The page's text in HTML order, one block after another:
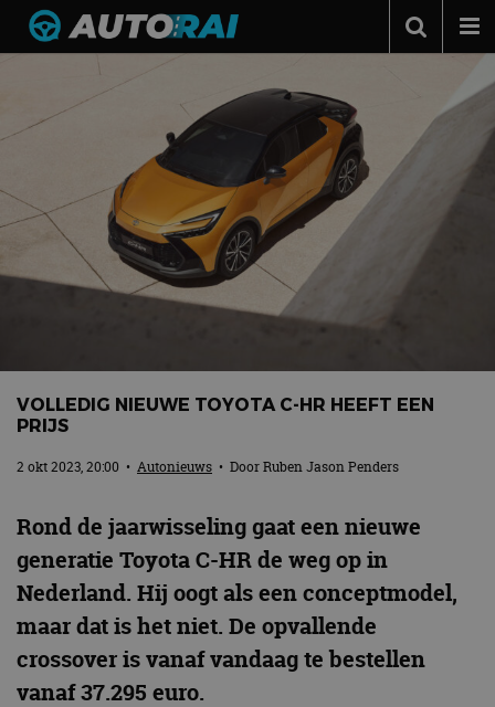
Autonieuws
Podcast
Automerken
Adverteren
Contact
VOLLEDIG NIEUWE TOYOTA C-HR HEEFT EEN
PRIJS
2 okt 2023, 20:00 • Autonieuws • DoorRuben Jason Penders
Rond de jaarwisseling gaat een nieuwe
generatie Toyota C-HR de weg op in
Nederland. Hij oogt als een conceptmodel,
maar dat is het niet. De opvallende
crossover is vanaf vandaag te bestellen
vanaf 37.295 euro.